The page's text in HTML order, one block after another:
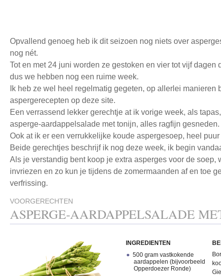
Opvallend genoeg heb ik dit seizoen nog niets over
nog nét.
Tot en met 24 juni worden ze gestoken en vier tot vijf dagen
dus we hebben nog een ruime week.
Ik heb ze wel heel regelmatig gegeten, op allerlei manieren
aspergerecepten op deze site.
Een verrassend lekker gerechtje at ik vorige week, als
asperge-aardappelsalade met tonijn, alles ragfijn gesneden.
Ook at ik er een verrukkelijke koude aspergesoep, heel
Beide gerechtjes beschrijf ik nog deze week, ik begin
Als je verstandig bent koop je extra asperges voor de soep,
invriezen en zo kun je tijdens de zomermaanden af en toe
verfrissing.
VOORGERECHTEN
ASPERGE-AARDAPPELSALADE
INGREDIENTEN
500 gram vastkokende
aardappelen (bijvoorbeeld
Opperdoezer Ronde)